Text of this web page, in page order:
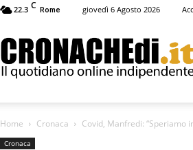
22.3 C Rome giovedì 6 Agosto 2026
Home Cronaca Covid, Manfredi: “Speriamo
Cronaca